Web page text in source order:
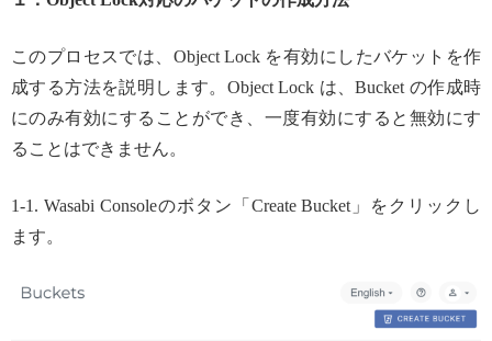
このプロセスでは、Object Lock を有効にしたバケットを作
成する方法を説明します。Object Lock は、Bucket の作成時
にのみ有効にすることができ、一度有効にすると無効にす
ることはできません。
1-1. Wasabi Consoleのボタン「Create Bucket」をクリックし
ます。